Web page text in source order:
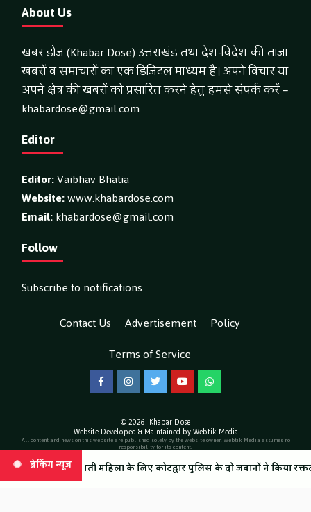
ब्रेकिंग न्यूज़
सरकार के नियोजन की राज्य मंत्री सुनील सैनी ने की सराहना कनखल
About Us
खबर डोज (Khabar Dose) उत्तराखंड तथा देश-विदेश की ताजा
खबरों व समाचारों का एक डिजिटल माध्यम है। अपने विचार या
अपने क्षेत्र की खबरों को प्रसारित करने हेतु हमसे संपर्क करें –
khabardose@gmail.com
Editor
Editor:Vaibhav Bhatia
Website:www.khabardose.com
Email:khabardose@gmail.com
Follow
Subscribe to notifications
Contact Us
Advertisement
Policy
Terms of Service
FacebookInstagramTwitterYouTubeWhatsApp
© 2026, Khabar Dose
Website Developed & Maintained by Webtik Media
All content and news on this website are published solely by the website owner. Webtik Media assumes no
responsibility for its content.
ब्रेकिंग न्यूज़
महिला के लिए कोटद्वार पुलिस के दो जवानों ने किया रक्तदान